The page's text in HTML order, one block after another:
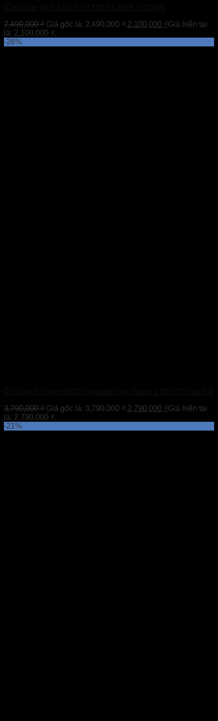
2,490,000₫ Giá gốc là: 2,490,000 ₫.2,100,000 ₫Giá hiện tại
là: 2,100,000 ₫.
-26%
3,790,000₫ Giá gốc là: 3,790,000 ₫.2,790,000 ₫Giá hiện tại
là: 2,790,000 ₫.
-21%